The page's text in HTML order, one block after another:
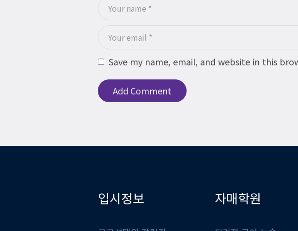
Save my name, email, and website in this
입시정보 자매학원